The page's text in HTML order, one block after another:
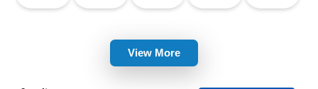
View More